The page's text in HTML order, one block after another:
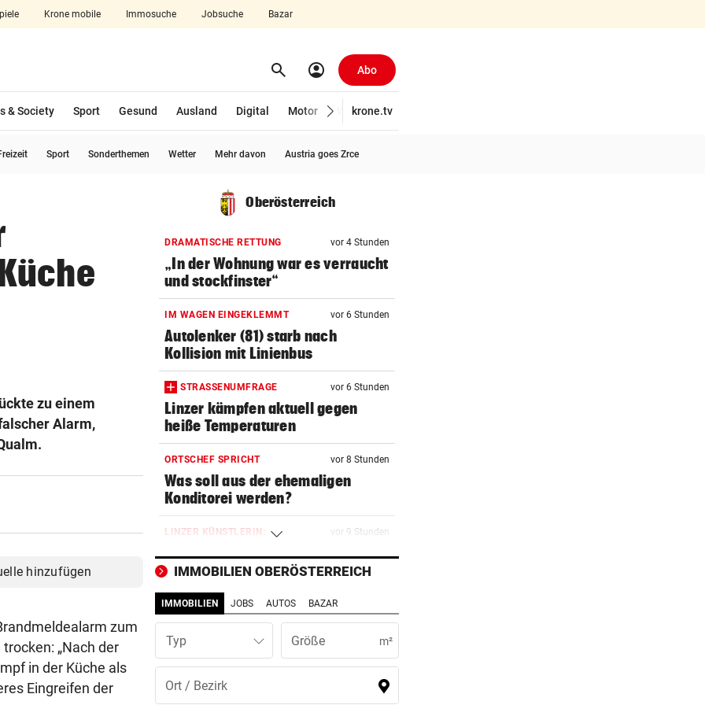
Krone mobile Immosuche Jobsuche Bazar
aufklappen search Suchen
account_circle Abo
& Society Sport Gesund Ausland Digital Motor Wirtschaft
krone.tv
Sport Sonderthemen Wetter Mehr davon Austria goes Zrce
zu einem
Alarm,
hinzufügen
zum
„Nach der
in der Küche als
Eingreifen der
Oberösterreich
DRAMATISCHE RETTUNG vor 4 Stunden
„In der Wohnung war es verraucht
und stockfinster“
IM WAGEN EINGEKLEMMT vor 6 Stunden
Autolenker (81) starb nach
Kollision mit Linienbus
STRASSENUMFRAGE vor 6 Stunden
Linzer kämpfen aktuell gegen
heiße Temperaturen
ORTSCHEF SPRICHT vor 8 Stunden
Was soll aus der ehemaligen
Konditorei werden?
LINZER KÜNSTLERIN: vor 9 Stunden
Dem Plastikmüll werden
klingende Beats entlockt
MOTTO FÜRS WOCHENENDE vor 10 Stunden
Den Freiluftsommer in seiner
Reinkultur erleben
vor 11 Stunden
IMMOBILIEN OBERÖSTERREICH
IMMOBILIEN JOBS AUTOS BAZAR
Typ m²